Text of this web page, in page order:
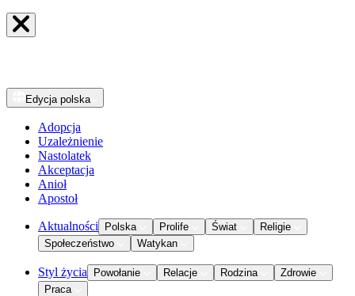
Edycja polska
Adopcja
Uzależnienie
Nastolatek
Akceptacja
Anioł
Apostoł
Aktualności Polska Prolife Świat
Religie
Społeczeństwo
Watykan
Styl życia Powołanie Relacje Rodzina
Zdrowie
Praca